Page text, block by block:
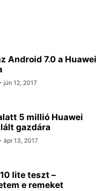
Android 7.0 a Huawei
jún 12, 2017
5 millió Huawei
gazdára
ápr 13, 2017
lite teszt –
e remeket